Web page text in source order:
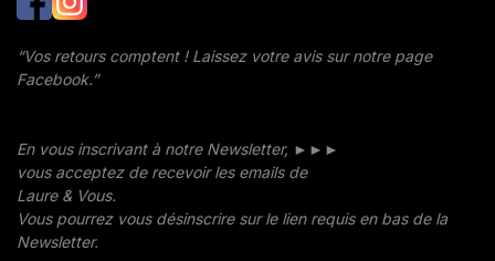
“Vos retours comptent ! Laissez votre avis sur notre page
Facebook.”
En vous inscrivant à notre Newsletter, ►►►
vous acceptez de recevoir les emails de
Laure & Vous.
Vous pourrez vous désinscrire sur le lien requis en bas de la
Newsletter.